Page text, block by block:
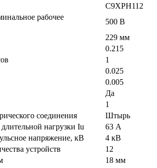
C9XPH112
рабочее
500 В
229 мм
0.215
1
0.025
0.005
Да
1
соединения
Штырь
нагрузки Iu
63 А
напряжение, кВ
4 кВ
устройств
12
18 мм